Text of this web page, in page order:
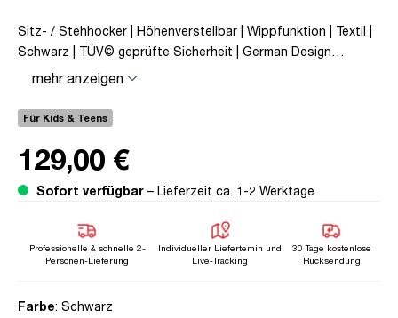
Sitz- / Stehhocker | Höhenverstellbar | Wippfunktion | Textil |
Schwarz | TÜV© geprüfte Sicherheit | German Design
Award©
mehr anzeigen
Für Kids & Teens
129,00 €
Sofort verfügbar – Lieferzeit ca. 1-2 Werktage
Professionelle & schnelle 2-
Personen-Lieferung
Individueller Liefertemin und
Live-Tracking
30 Tage kostenlose
Rücksendung
Farbeauswählen
: Schwarz